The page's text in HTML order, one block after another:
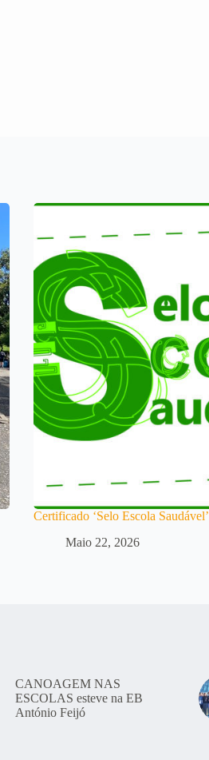
Certificado ‘Selo Escola Saudável’
Maio 22, 2026
CANOAGEM NAS
ESCOLAS esteve na EB
António Feijó